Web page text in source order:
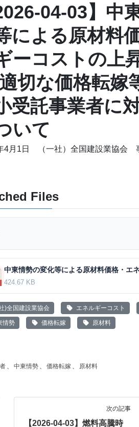
04-03】中
による原材料
ーコストの上
切な価格転嫁
受託事業者に
いて
4月1日 （一社）全国建設業協会
Files
424.67 KB
)全国建設業協会 エネルギーコスト
情勢 価格転嫁 原材料
、 中東情勢 、 価格転嫁 、 原材料
次の記事
【2026-04-03】燃料高騰時